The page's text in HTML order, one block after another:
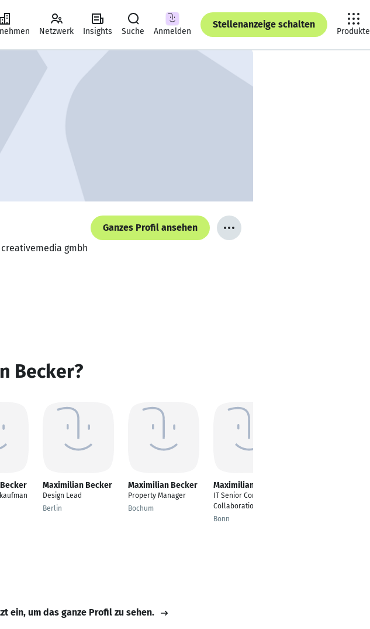
Netzwerk Insights Suche Anmelden
Stellenanzeige schalten
Produkte
Ganzes Profil ansehen
gmbh
Becker?
Maximilian Becker
Design Lead
Berlin
Maximilian Becker
Property Manager
Bochum
Maximilian Becker
IT Senior Consultant
Collaboration
Bonn
ein, um das ganze Profil zu sehen.